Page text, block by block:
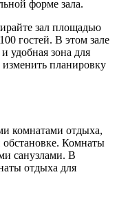
форме зала.
зал площадью
гостей. В этом зале
удобная зона для
планировку
комнатами отдыха,
обстановке. Комнаты
санузлами. В
отдыха для